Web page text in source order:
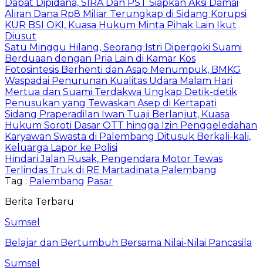
Dapat Dipidana, SIRA Dan PST Siapkan Aksi Damai
Aliran Dana Rp8 Miliar Terungkap di Sidang Korupsi
KUR BSI OKI, Kuasa Hukum Minta Pihak Lain Ikut
Diusut
Satu Minggu Hilang, Seorang Istri Dipergoki Suami
Berduaan dengan Pria Lain di Kamar Kos
Fotosintesis Berhenti dan Asap Menumpuk, BMKG
Waspadai Penurunan Kualitas Udara Malam Hari
Mertua dan Suami Terdakwa Ungkap Detik-detik
Penusukan yang Tewaskan Asep di Kertapati
Sidang Praperadilan Iwan Tuaji Berlanjut, Kuasa
Hukum Soroti Dasar OTT hingga Izin Penggeledahan
Karyawan Swasta di Palembang Ditusuk Berkali-kali,
Keluarga Lapor ke Polisi
Hindari Jalan Rusak, Pengendara Motor Tewas
Terlindas Truk di RE Martadinata Palembang
Tag : Palembang Pasar
Berita Terbaru
Sumsel
Belajar dan Bertumbuh Bersama Nilai-Nilai Pancasila
Sumsel